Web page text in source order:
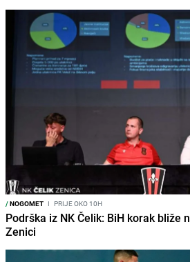
/NOGOMET I PRIJE OKO 10H
Podrška iz NK Čelik: BiH korak bliže
Zenici